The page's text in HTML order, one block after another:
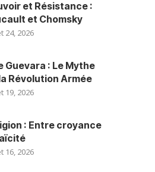
et Résistance :
et Chomsky
24, 2026
Guevara : Le Mythe
Révolution Armée
19, 2026
: Entre croyance
16, 2026